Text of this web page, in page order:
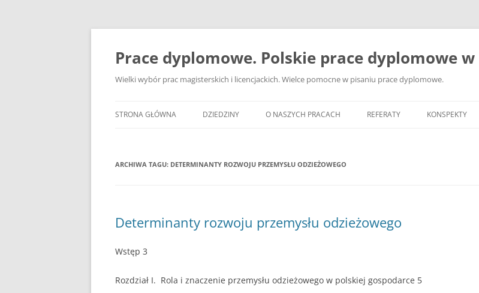
Przejdź
Prace dyplomowe. Polskie prace dyplomowe w
Wielki wybór prac magisterskich i licencjackich. Wielce pomocne w pisaniu prace dyplomowe.
STRONA GŁÓWNA DZIEDZINY
BANKOWOŚĆ
EUROPEISTYKA
O NASZYCH PRACACH REFERATY KONSPEKTY
ARCHIWA TAGU: DETERMINANTY ROZWOJU PRZEMYSŁU ODZIEŻOWEGO
Determinanty rozwoju przemysłu odzieżowego
Wstęp 3
Rozdział I. Rola i znaczenie przemysłu odzieżowego w polskiej gospodarce 5